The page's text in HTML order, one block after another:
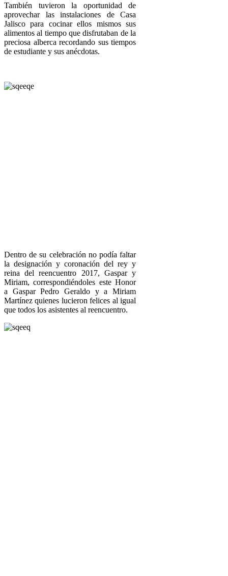
También tuvieron la oportunidad de
aprovechar las instalaciones de Casa
Jalisco para cocinar ellos mismos sus
alimentos al tiempo que disfrutaban de la
preciosa alberca recordando sus tiempos
de estudiante y sus anécdotas.
Dentro de su celebración no podía faltar
la designación y coronación del rey y
reina del reencuentro 2017, Gaspar y
Miriam, correspondiéndoles este Honor
a Gaspar Pedro Geraldo y a Miriam
Martínez quienes lucieron felices al igual
que todos los asistentes al reencuentro.